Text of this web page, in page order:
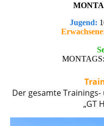
Jugend:
Der gesamte
„GT